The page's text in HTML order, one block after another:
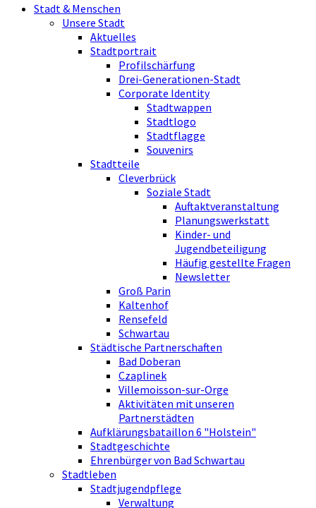
Stadt & Menschen
Unsere Stadt
Aktuelles
Stadtportrait
Profilschärfung
Drei-Generationen-Stadt
Corporate Identity
Stadtwappen
Stadtlogo
Stadtflagge
Souvenirs
Stadtteile
Cleverbrück
Soziale Stadt
Auftaktveranstaltung
Planungswerkstatt
Kinder- und
Jugendbeteiligung
Häufig gestellte Fragen
Newsletter
Groß Parin
Kaltenhof
Rensefeld
Schwartau
Städtische Partnerschaften
Bad Doberan
Czaplinek
Villemoisson-sur-Orge
Aktivitäten mit unseren
Partnerstädten
Aufklärungsbataillon 6 "Holstein"
Stadtgeschichte
Ehrenbürger von Bad Schwartau
Stadtleben
Stadtjugendpflege
Verwaltung